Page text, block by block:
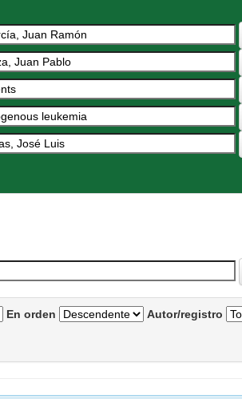
En orden Autor/registro